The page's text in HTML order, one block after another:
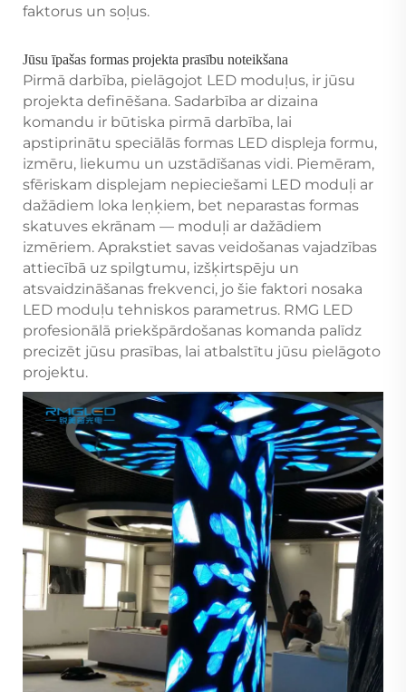
faktorus un soļus.
Jūsu īpašas formas projekta prasību noteikšana
Pirmā darbība, pielāgojot LED moduļus, ir jūsu
projekta definēšana. Sadarbība ar dizaina
komandu ir būtiska pirmā darbība, lai
apstiprinātu speciālās formas LED displeja formu,
izmēru, liekumu un uzstādīšanas vidi. Piemēram,
sfēriskam displejam nepieciešami LED moduļi ar
dažādiem loka leņķiem, bet neparastas formas
skatuves ekrānam — moduļi ar dažādiem
izmēriem. Aprakstiet savas veidošanas vajadzības
attiecībā uz spilgtumu, izšķirtspēju un
atsvaidzināšanas frekvenci, jo šie faktori nosaka
LED moduļu tehniskos parametrus. RMG LED
profesionālā priekšpārdošanas komanda palīdz
precizēt jūsu prasības, lai atbalstītu jūsu pielāgoto
projektu.